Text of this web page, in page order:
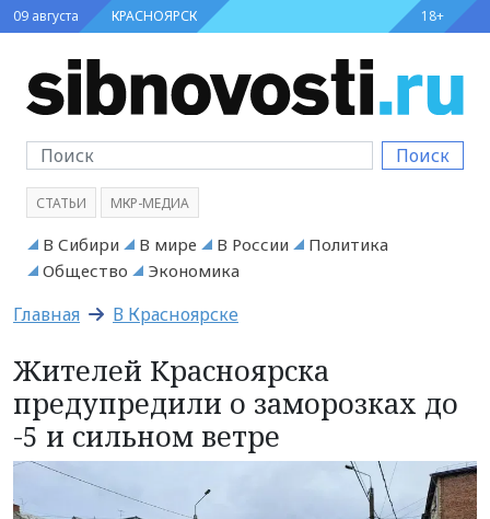
09 августа КРАСНОЯРСК 18+
Поиск
СТАТЬИ МКР-МЕДИА
В Сибири В мире В России
Политика
Общество
Экономика
Главная В Красноярске
Жителей Красноярска
предупредили о заморозках до
-5 и сильном ветре